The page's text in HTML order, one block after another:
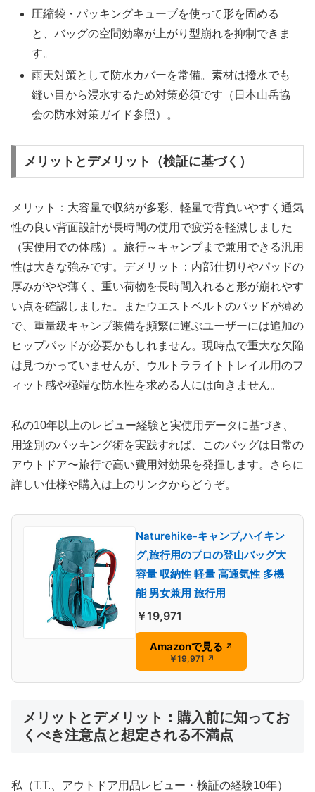
圧縮袋・パッキングキューブを使って形を固める
と、バッグの空間効率が上がり型崩れを抑制できま
す。
雨天対策として防水カバーを常備。素材は撥水でも
縫い目から浸水するため対策必須です（日本山岳協
会の防水対策ガイド参照）。
メリットとデメリット（検証に基づく）
メリット：大容量で収納が多彩、軽量で背負いやすく通気
性の良い背面設計が長時間の使用で疲労を軽減しました
（実使用での体感）。旅行～キャンプまで兼用できる汎用
性は大きな強みです。デメリット：内部仕切りやパッドの
厚みがやや薄く、重い荷物を長時間入れると形が崩れやす
い点を確認しました。またウエストベルトのパッドが薄め
で、重量級キャンプ装備を頻繁に運ぶユーザーには追加の
ヒップパッドが必要かもしれません。現時点で重大な欠陥
は見つかっていませんが、ウルトラライトトレイル用のフ
ィット感や極端な防水性を求める人には向きません。
私の10年以上のレビュー経験と実使用データに基づき、
用途別のパッキング術を実践すれば、このバッグは日常の
アウトドア〜旅行で高い費用対効果を発揮します。さらに
詳しい仕様や購入は上のリンクからどうぞ。
Naturehike-キャンプ,ハイキン
グ,旅行用のプロの登山バッグ大
容量 収納性 軽量 高通気性 多機
能 男女兼用 旅行用
￥19,971
Amazonで見る ↗
￥19,971 ↗
メリットとデメリット：購入前に知ってお
くべき注意点と想定される不満点
私（T.T.、アウトドア用品レビュー・検証の経験10年）